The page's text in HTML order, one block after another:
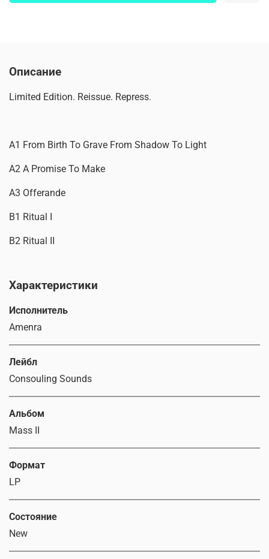
Описание
Limited Edition. Reissue. Repress.
A1 From Birth To Grave From Shadow To Light
A2 A Promise To Make
A3 Offerande
B1 Ritual I
B2 Ritual II
Характеристики
Исполнитель
Amenra
Лейбл
Consouling Sounds
Альбом
Mass II
Формат
LP
Состояние
New